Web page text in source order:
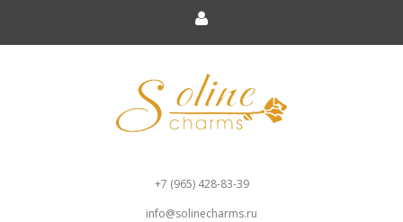
+7 (965) 428-83-39
info@solinecharms.ru